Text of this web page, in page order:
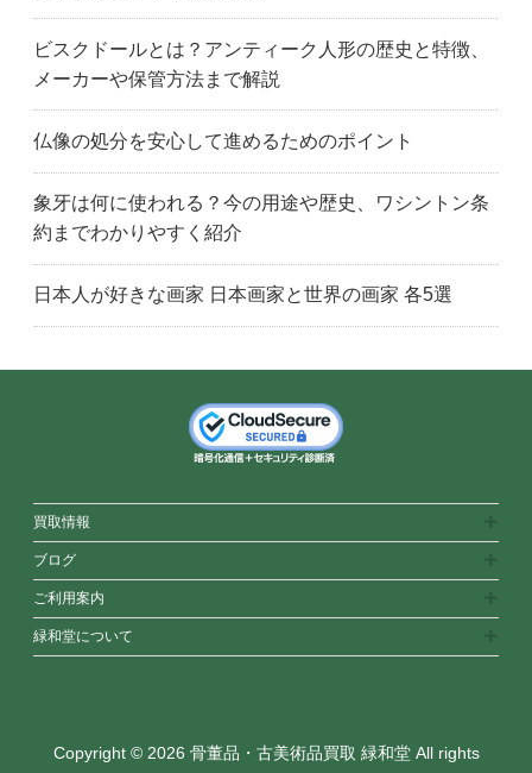
ビスクドールとは？アンティーク人形の歴史と特徴、
メーカーや保管方法まで解説
仏像の処分を安心して進めるためのポイント
象牙は何に使われる？今の用途や歴史、ワシントン条
約までわかりやすく紹介
日本人が好きな画家 日本画家と世界の画家 各5選
買取情報
ブログ
ご利用案内
緑和堂について
Copyright © 2026 骨董品・古美術品買取 緑和堂 All rights